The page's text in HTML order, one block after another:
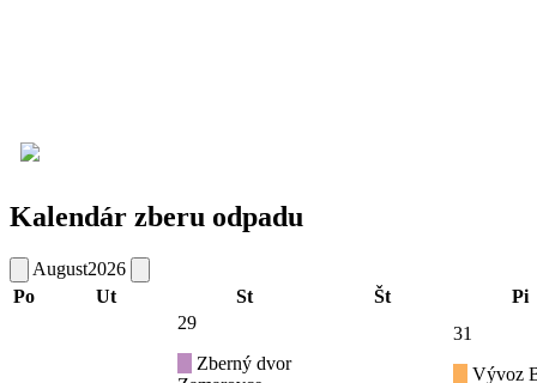
Kalendár zberu odpadu
August2026
Po
Ut St Št Pi
29
Zberný dvor
31
Vývoz